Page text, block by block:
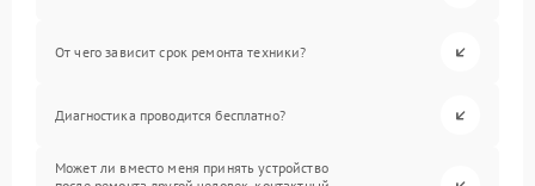
От чего зависит срок ремонта техники?
Диагностика проводится бесплатно?
Может ли вместо меня принять устройство